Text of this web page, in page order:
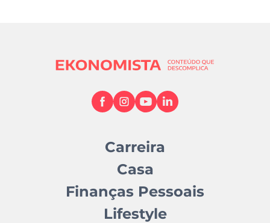
Carreira
Casa
Finanças Pessoais
Lifestyle